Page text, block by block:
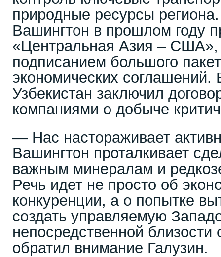
природные ресурсы
Вашингтон в прошлом году
«Центральная Азия –
подписанием большого
экономических соглашений.
Узбекистан заключил
компаниями о добыче
— Нас настораживает
Вашингтон проталкивает
важным минералам и
Речь идет не просто об
конкуренции, а о попытке
создать управляемую
непосредственной
обратил внимание Галузин.